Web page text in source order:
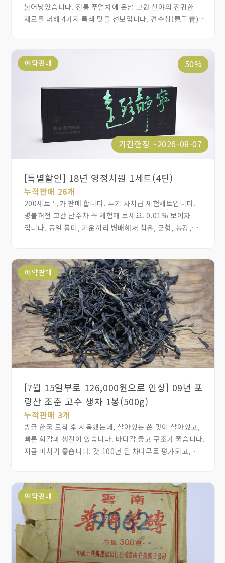
불어넣었습니다. 전통 푸얼차에 운남 고원 산야의 진귀한
재료를 더해 4가지 특색 맛을 선보입니다. 견수청(見手青)
타서 자유롭게 젊은 감각의 새로운 보이차를 마실 수 있고,
일상 속 부담 없는 건강 관리에 도움이 됩니다.
예약판매
기간한정 ~2026-08-07
50%
[특별할인] 18년 영정치원 1세트(4틴)
누적판매 26개
200세트 특가 판매 합니다. 두기 사치급 체험세트입니다.
명불허전 고간 단주차 꼭 체험해 보세요. 0.01% 보이차
입니다. 동일 풍미, 기운끼리 병배해서 첨유, 균형, 농강,
28g으로 단주차 정수를 체험하는 세트이며, 보이차의
정수를 아는 분, 시작하는 귀한 분들께 선물하기에 어울리는
차입니다.
예약판매
[7월 15일부로 126,000원으로 인상] 09년 포
랑산 조춘 고수 생차 1봉(500g)
누적판매 3개
방금 한국 도착 후 시음했는데, 살아있는 쓴 맛이 살아있고,
빠른 회감과 생진이 있습니다. 바디감 좋고 구조가 좋습니다.
지금 마시기 좋습니다. 갓 100년 된 차나무로 평가되고,
꺼립니다. 더구나 포랑산 고수차는 더 귀하고, 17년이나
됐습니다. 준노차 수준입니다. 이 포랑산 고산 이른 봄
고수차는 박스 세 개 분량밖에 없으며 한 박스당 24근
(12kg)이고 원박스로 잘 보관되었습니다. 포랑 고수차가
묵어서 나는 특별한 향이 있고, 차 탕은 약간 붉고 진하며
단맛과 생진이 빠르게 느껴집니다.
예약판매